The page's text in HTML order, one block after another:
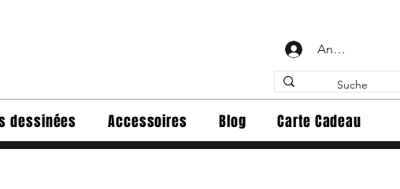
Anmelden
dessinées Accessoires Blog Carte Cadeau